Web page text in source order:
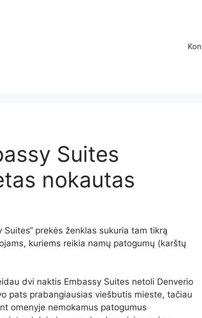
Suites
nokautas
prekės ženklas sukuria tam tikrą
kuriems reikia namų patogumų (karštų
dvi naktis Embassy Suites netoli Denverio
pats prabangiausias viešbutis mieste, tačiau
omenyje nemokamus patogumus